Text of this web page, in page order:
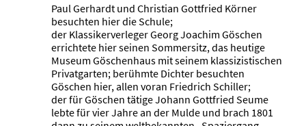
Paul Gerhardt und Christian Gottfried Körner
besuchten hier die Schule;
der Klassikerverleger Georg Joachim Göschen
errichtete hier seinen Sommersitz, das heutige
Museum Göschenhaus mit seinem klassizistischen
Privatgarten; berühmte Dichter besuchten
Göschen hier, allen voran Friedrich Schiller;
der für Göschen tätige Johann Gottfried Seume
lebte für vier Jahre an der Mulde und brach 1801